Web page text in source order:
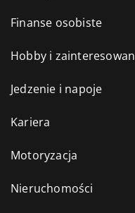
Finanse osobiste
Hobby i
Jedzenie i napoje
Kariera
Motoryzacja
Nieruchomości